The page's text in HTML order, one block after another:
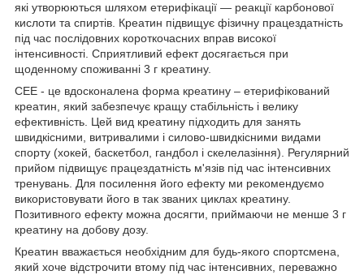
які утворюються шляхом етерифікації — реакції карбонової
кислоти та спиртів. Креатин підвищує фізичну працездатність
під час послідовних короткочасних вправ високої
інтенсивності. Сприятливий ефект досягається при
щоденному споживанні 3 г креатину.
CEE - це вдосконалена форма креатину – етерифікований
креатин, який забезпечує кращу стабільність і велику
ефективність. Цей вид креатину підходить для занять
швидкісними, витривалими і силово-швидкісними видами
спорту (хокей, баскетбол, гандбол і скелелазіння). Регулярний
прийом підвищує працездатність м'язів під час інтенсивних
тренувань. Для посилення його ефекту ми рекомендуємо
використовувати його в так званих циклах креатину.
Позитивного ефекту можна досягти, приймаючи не менше 3 г
креатину на добову дозу.
Креатин вважається необхідним для будь-якого спортсмена,
який хоче відстрочити втому під час інтенсивних, переважно